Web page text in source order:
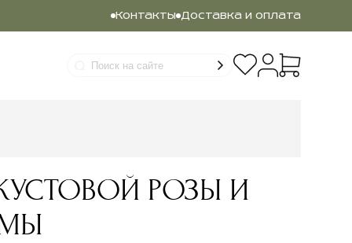
Контакты Доставка и оплата
РОЗЫ И